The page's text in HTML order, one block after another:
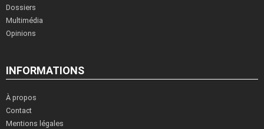
Dossiers
Multimédia
Opinions
INFORMATIONS
À propos
Contact
Mentions légales